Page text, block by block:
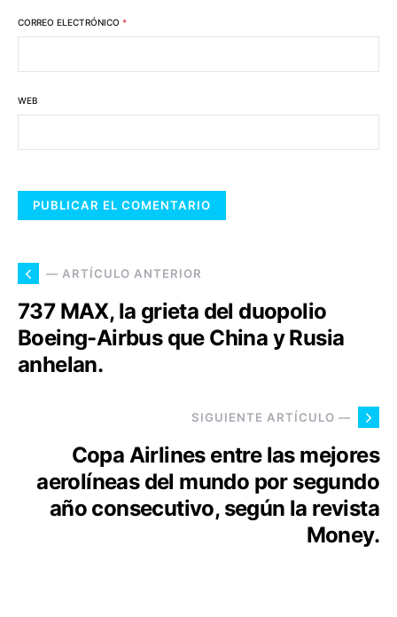
CORREO ELECTRÓNICO *
WEB
— ARTÍCULO ANTERIOR
737 MAX, la grieta del duopolio
Boeing-Airbus que China y Rusia
anhelan.
SIGUIENTE ARTÍCULO —
Copa Airlines entre las mejores
aerolíneas del mundo por segundo
año consecutivo, según la revista
Money.